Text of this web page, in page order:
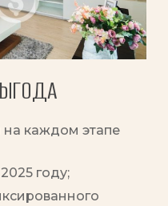
на каждом этапе
году;